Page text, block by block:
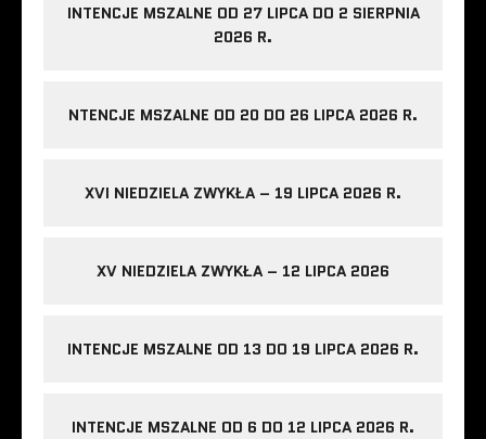
INTENCJE MSZALNE OD 27 LIPCA DO 2 SIERPNIA
2026 R.
NTENCJE MSZALNE OD 20 DO 26 LIPCA 2026 R.
XVI NIEDZIELA ZWYKŁA – 19 LIPCA 2026 R.
XV NIEDZIELA ZWYKŁA – 12 LIPCA 2026
INTENCJE MSZALNE OD 13 DO 19 LIPCA 2026 R.
INTENCJE MSZALNE OD 6 DO 12 LIPCA 2026 R.